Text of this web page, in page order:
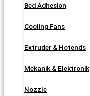
Bed Adhesion
Cooling Fans
Extruder & Hotends
Mekanik & Elektronik
Nozzle